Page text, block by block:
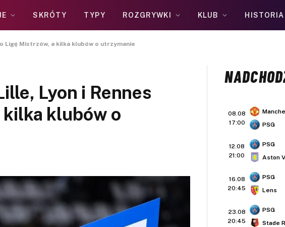
SKRÓTY TYPY ROZGRYWKI KLUB HISTORIA
Ligę Mistrzów, a kilka klubów o utrzymanie
Lyon i Rennes
kilka klubów o
08.08
17:00
PSG
12.08
21:00
PSG
Aston
16.08
20:45
PSG
Lens
23.08
20:45
PSG
Stade